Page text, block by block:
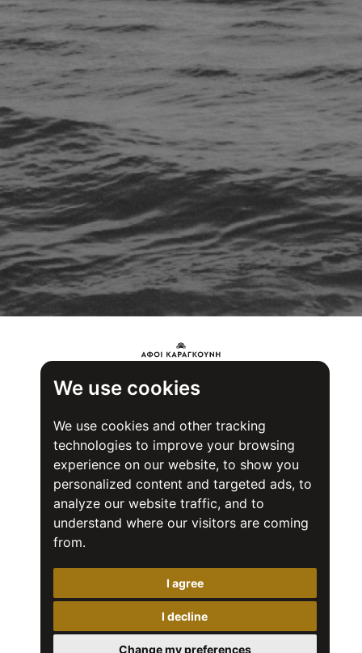
We use cookies
We use cookies and other tracking
technologies to improve your browsing
experience on our website, to show you
personalized content and targeted ads, to
analyze our website traffic, and to
understand where our visitors are coming
from.
I agree
I decline
Change my preferences
Πιστοποιητικό ασφάλειας τροφίμων (FSSC) 22000
Αφοι Καραγκούνη Α.Ε Β ΒΙΠΕ Βόλος 37500 Βελεστίνο
Τηλ: +30 24250 22018
Fax: +30 24250 23747
Email: info@karagounisbros.gr
© 2026 Karagounis bros